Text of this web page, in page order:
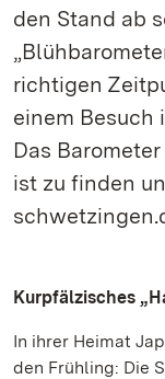
den Stand ab
richtigen
einem Besuch
Das
ist zu finden
Kurpfälzisches
In ihrer Heimat
den Frühling: Die